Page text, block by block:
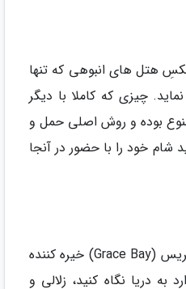
علت نیست. برعکسِ هتل های انبوهی که تنها
چیزی که کاملا با دیگر
بوده و روش اصلی حمل و
شام خود را با حضور در آنجا
اگرچه آب های این جزیره به مقدار آب های فیروزه ای در دیگر هتل های این جزیره در خلیج گریس (Grace Bay) خیره کننده
دریا نگاه کنید، زلالی و